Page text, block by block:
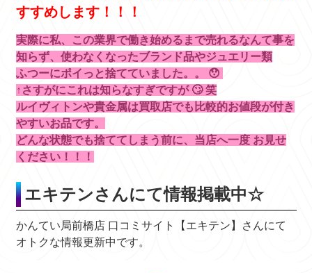
すすめします！！！
実際に私、この業界で働き始めるまで売れるなんて事を
知らず、使わなくなったブランド品やジュエリー類
ふつーにポイっと捨てていました。。 😯
↑さすがにこれは知らなすぎですが 🙄 笑
ルイヴィトンや貴金属は買取店でも比較的お値段が付き
やすいお品です。
どんな状態でも捨ててしまう前に、当店へ一度 お見せ
ください！！！
エキテンさんにて情報掲載中☆
かんてい局前橋店 口コミサイト【エキテン】さんにて
オトクな情報更新中です。